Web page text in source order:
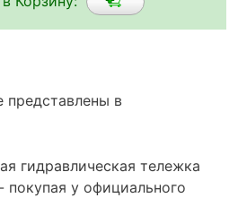
представлены в
гидравлическая тележка
покупая у официального